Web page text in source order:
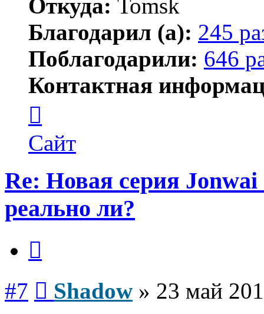
Откуда: Tomsk
Благодарил (а): 245
Поблагодарили: 646
Контактная
пользователя
Shadow
Сайт
Re: Новая серия
реально ли?
#7 Shadow » 23 май